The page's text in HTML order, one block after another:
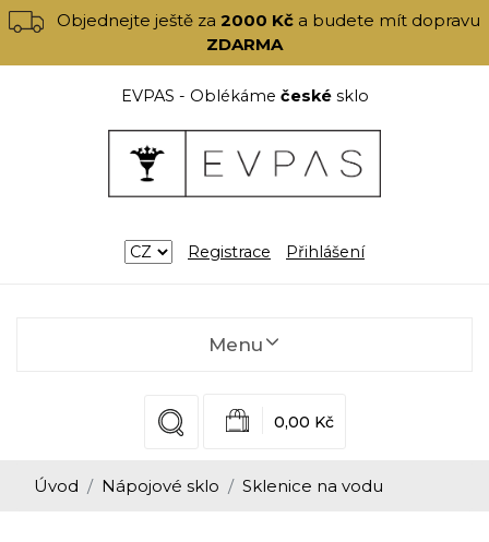
Objednejte ještě za2000 Kč a budete mít dopravu
ZDARMA
EVPAS - Oblékáme českésklo
Registrace Přihlášení
Menu
0,00 Kč
Úvod Nápojové sklo Sklenice na vodu